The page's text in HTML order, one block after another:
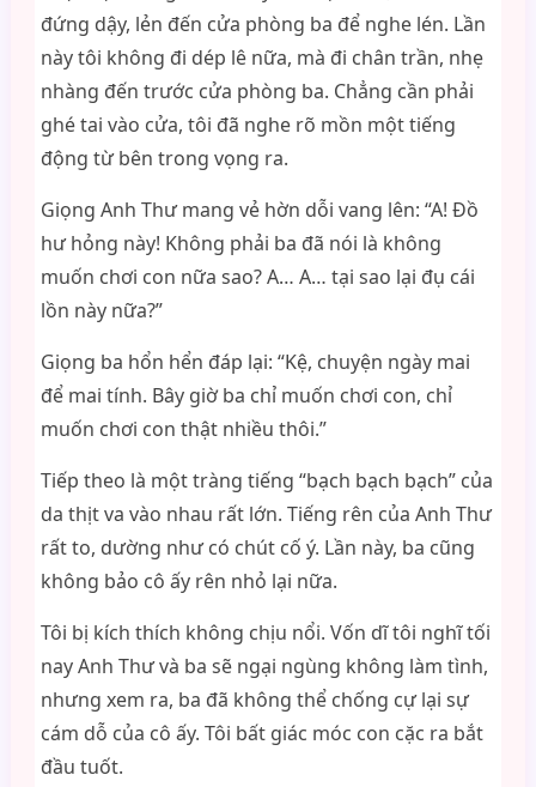
đứng dậy, lẻn đến cửa phòng ba để nghe lén. Lần
này tôi không đi dép lê nữa, mà đi chân trần, nhẹ
nhàng đến trước cửa phòng ba. Chẳng cần phải
ghé tai vào cửa, tôi đã nghe rõ mồn một tiếng
động từ bên trong vọng ra.
Giọng Anh Thư mang vẻ hờn dỗi vang lên: “A! Đồ
hư hỏng này! Không phải ba đã nói là không
muốn chơi con nữa sao? A… A… tại sao lại đụ cái
lồn này nữa?”
Giọng ba hổn hển đáp lại: “Kệ, chuyện ngày mai
để mai tính. Bây giờ ba chỉ muốn chơi con, chỉ
muốn chơi con thật nhiều thôi.”
Tiếp theo là một tràng tiếng “bạch bạch bạch” của
da thịt va vào nhau rất lớn. Tiếng rên của Anh Thư
rất to, dường như có chút cố ý. Lần này, ba cũng
không bảo cô ấy rên nhỏ lại nữa.
Tôi bị kích thích không chịu nổi. Vốn dĩ tôi nghĩ tối
nay Anh Thư và ba sẽ ngại ngùng không làm tình,
nhưng xem ra, ba đã không thể chống cự lại sự
cám dỗ của cô ấy. Tôi bất giác móc con cặc ra bắt
đầu tuốt.